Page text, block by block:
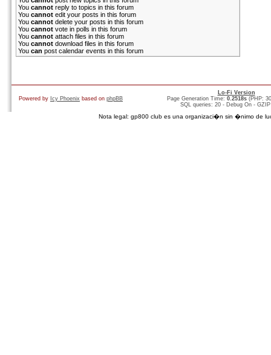
You cannot reply to topics in this forum
You cannot edit your posts in this forum
You cannot delete your posts in this forum
You cannot vote in polls in this forum
You cannot attach files in this forum
You cannot download files in this forum
You can post calendar events in this forum
Powered by Icy Phoenix based on phpBB
Lo-Fi Version
Page Generation Time: 0.2518s (PHP:
SQL queries: 20 - Debug On -
Nota legal: gp800 club es una organizaci�n sin �nimo de